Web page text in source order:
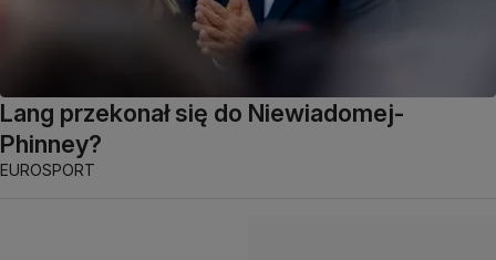
Lang przekonał się do Niewiadomej-
Phinney?
EUROSPORT